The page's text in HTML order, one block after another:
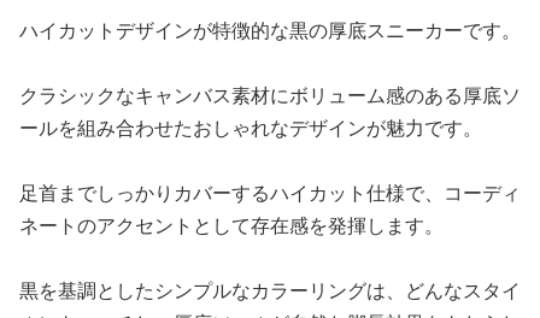
ハイカットデザインが特徴的な黒の厚底スニーカーです。
クラシックなキャンバス素材にボリューム感のある厚底ソ
ールを組み合わせたおしゃれなデザインが魅力です。
足首までしっかりカバーするハイカット仕様で、コーディ
ネートのアクセントとして存在感を発揮します。
黒を基調としたシンプルなカラーリングは、どんなスタイ